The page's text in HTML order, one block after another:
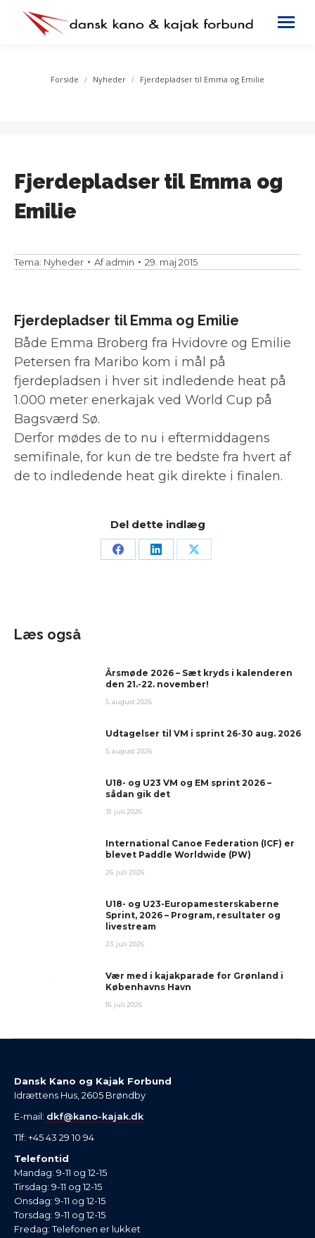
You are here:
Forside Nyheder Fjerdepladser til Emma og Emilie
Fjerdepladser til Emma og
Emilie
Tema: Nyheder Afadmin 29. maj 2015
Fjerdepladser til Emma og Emilie
Både Emma Broberg fra Hvidovre og Emilie
Petersen fra Maribo kom i mål på
fjerdepladsen i hver sit indledende heat på
1.000 meter enerkajak ved World Cup på
Bagsværd Sø.
Derfor mødes de to nu i eftermiddagens
semifinale, for kun de tre bedste fra hvert af
de to indledende heat gik direkte i finalen.
Del dette indlæg
Læs også
Årsmøde 2026 – Sæt kryds i kalenderen
den 21.-22. november!
5. august 2026
Udtagelser til VM i sprint 26-30 aug. 2026
5. august 2026
U18- og U23 VM og EM sprint 2026 –
sådan gik det
31. juli 2026
International Canoe Federation (ICF) er
blevet Paddle Worldwide (PW)
26. juli 2026
U18- og U23-Europamesterskaberne
Sprint, 2026 – Program, resultater og
livestream
23. juli 2026
Vær med i kajakparade for Grønland i
Københavns Havn
16. juli 2026
Dansk Kano og Kajak Forbund
Idrættens Hus, 2605 Brøndby
E-mail: dkf@kano-kajak.dk
Tlf: +45 43 29 10 94
Telefontid
Mandag: 9-11 og 12-15
Tirsdag: 9-11 og 12-15
Onsdag: 9-11 og 12-15
Torsdag: 9-11 og 12-15
Fredag: Telefonen er lukket